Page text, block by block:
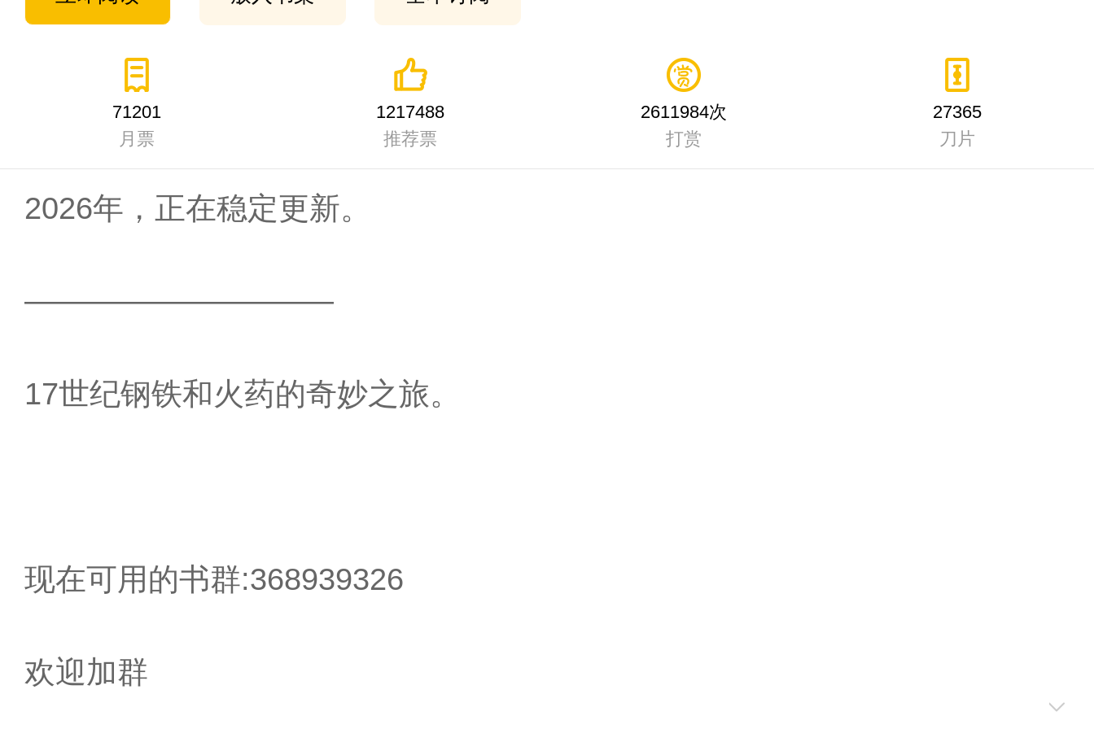
71201
月票
1217488
推荐票
2611984次
打赏
27365
刀片
2026年，正在稳定更新。
——————————
17世纪钢铁和火药的奇妙之旅。
现在可用的书群:368939326
欢迎加群